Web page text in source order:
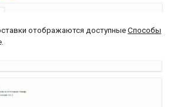
отображаются доступные Способы